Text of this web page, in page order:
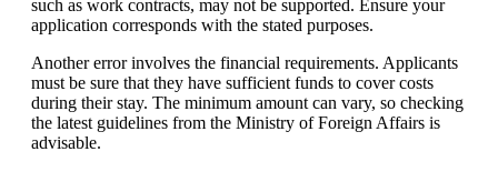
such as work contracts, may not be supported. Ensure your
application corresponds with the stated purposes.
Another error involves the financial requirements. Applicants
must be sure that they have sufficient funds to cover costs
during their stay. The minimum amount can vary, so checking
the latest guidelines from the Ministry of Foreign Affairs is
advisable.